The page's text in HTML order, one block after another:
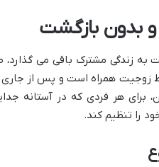
بدون بازگشت
به زندگی مشترک باقی می گذارد،
زوجیت همراه است و پس از
برای هر فردی که در آستانه
را تنظیم کند.